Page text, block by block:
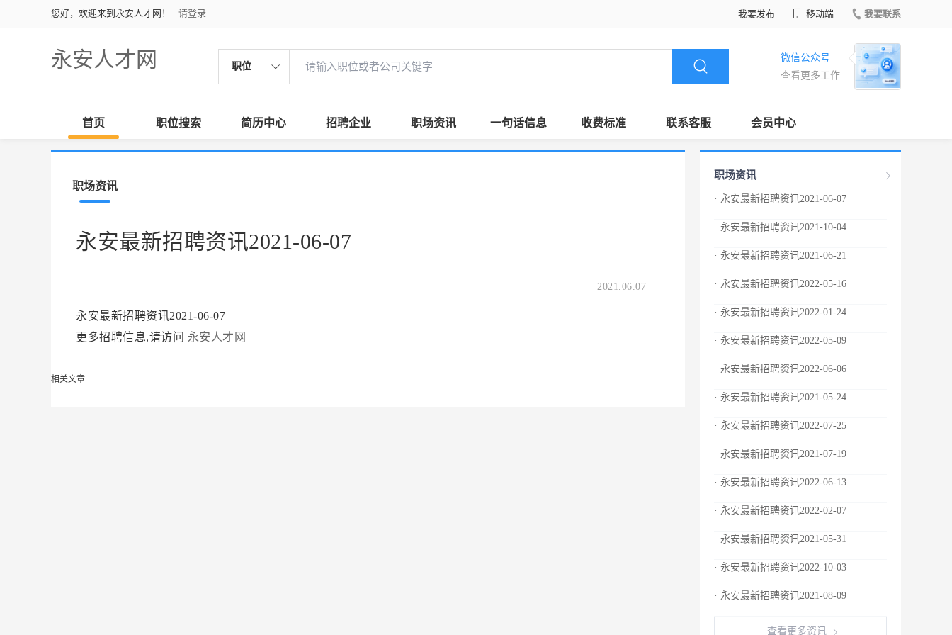
您好，欢迎来到永安人才网！ 请登录 我要发布 移动端 我要联系
永安人才网 职位
微信公众号
查看更多工作
首页 职位搜索 简历中心 招聘企业 职场资讯 一句话信息 收费标准 联系客服 会员中心
职场资讯
永安最新招聘资讯2021-06-07
2021.06.07
永安最新招聘资讯2021-06-07
更多招聘信息,请访问 永安人才网
相关文章
职场资讯
· 永安最新招聘资讯2021-06-07
· 永安最新招聘资讯2021-10-04
· 永安最新招聘资讯2021-06-21
· 永安最新招聘资讯2022-05-16
· 永安最新招聘资讯2022-01-24
· 永安最新招聘资讯2022-05-09
· 永安最新招聘资讯2022-06-06
· 永安最新招聘资讯2021-05-24
· 永安最新招聘资讯2022-07-25
· 永安最新招聘资讯2021-07-19
· 永安最新招聘资讯2022-06-13
· 永安最新招聘资讯2022-02-07
· 永安最新招聘资讯2021-05-31
· 永安最新招聘资讯2022-10-03
· 永安最新招聘资讯2021-08-09
查看更多资讯